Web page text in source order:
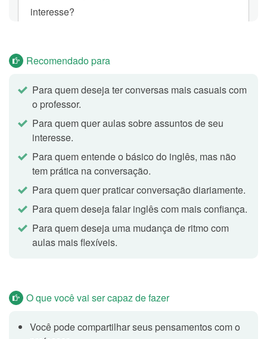
interesse?
à vontade para sugerir novos temas e/ou perguntas.
Topic 4 Você se dá bem com seu chefe? Você
respeita/admira seu chefe? Por quê? Quem é
sua inspiração?
Esta aula tem como objetivo uma conversa livre com o
professor. Os tópicos são apenas exemplos, sinta-se
à vontade para sugerir novos temas e/ou perguntas.
Topic 5 O ambiente de trabalho atual e o
escritório dos seus sonhos
à vontade para sugerir novos temas e/ou perguntas.
Recomendado para
Para quem deseja ter conversas mais casuais com
o professor.
Para quem quer aulas sobre assuntos de seu
interesse.
Para quem entende o básico do inglês, mas não
tem prática na conversação.
Para quem quer praticar conversação diariamente.
Para quem deseja falar inglês com mais confiança.
Para quem deseja uma mudança de ritmo com
aulas mais flexíveis.
O que você vai ser capaz de fazer
Você pode compartilhar seus pensamentos com o